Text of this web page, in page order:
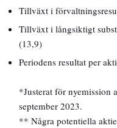
Tillväxt i
Tillväxt i långsiktigt
(13,9)
Periodens resultat per
*Justerat för nyemission
september 2023.
** Några potentiella